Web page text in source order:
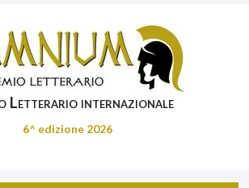
Letterario internazionale
6^ edizione 2026